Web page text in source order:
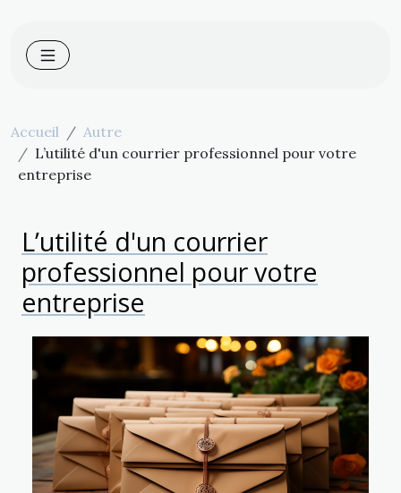
Accueil
Autre
L’utilité d'un courrier professionnel pour votre
entreprise
L’utilité d'un courrier
professionnel pour votre
entreprise